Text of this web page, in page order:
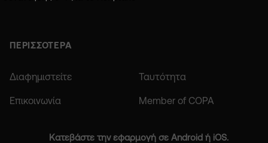
ΠΕΡΙΣΣΟΤΕΡΑ
Διαφημιστείτε Ταυτότητα
Επικοινωνία Member of COPA
Κατεβάστε την εφαρμογή σε Android ή iOS.